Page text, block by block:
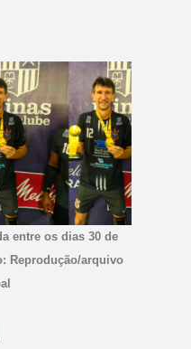
entre os dias 30 de
Reprodução/arquivo